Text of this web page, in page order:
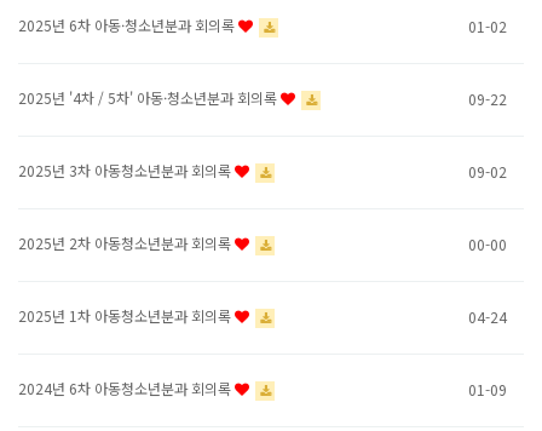
2025년 6차 아동·청소년분과 회의록 01-02
2025년 '4차 / 5차' 아동·청소년분과 회의록 09-22
2025년 3차 아동청소년분과 회의록 09-02
2025년 2차 아동청소년분과 회의록 00-00
2025년 1차 아동청소년분과 회의록 04-24
2024년 6차 아동청소년분과 회의록 01-09